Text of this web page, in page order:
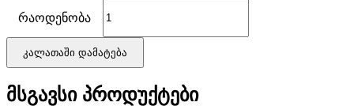
რაოდენობა
კალათაში დამატება
მსგავსი პროდუქტები